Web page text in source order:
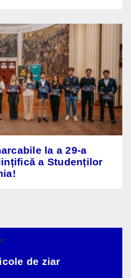
la a 29-a
a Studenților
de ziar